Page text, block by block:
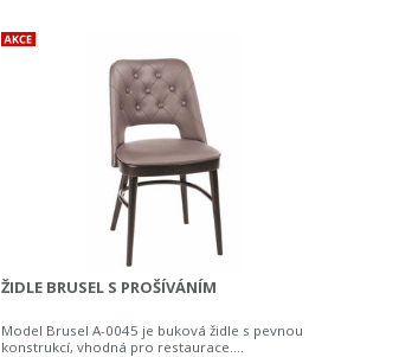
ŽIDLE BRUSEL S PROŠÍVÁNÍM
Model Brusel A-0045 je buková židle s pevnou
konstrukcí, vhodná pro restaurace....